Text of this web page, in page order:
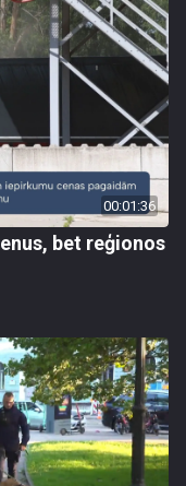
00:01:36
bet reģionos